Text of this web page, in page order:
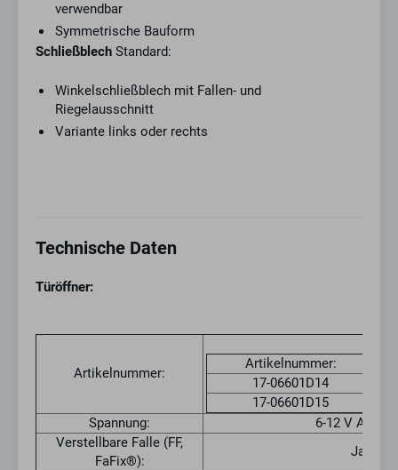
verwendbar
Symmetrische Bauform
Schließblech Standard:
Winkelschließblech mit Fallen- und
Riegelausschnitt
Variante links oder rechts
Technische Daten
Türöffner:
Artikelnummer:
Artikelnummer:
17-06601D14
17-06601D15
Spannung:
6-12 V AC/DC
Verstellbare Falle (FF,
FaFix®):
Ja